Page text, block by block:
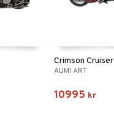
Crimson Cruiser
AUMI ART
10995 kr